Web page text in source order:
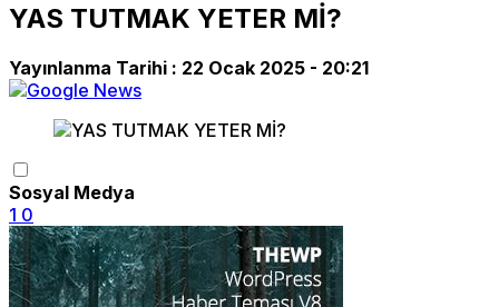
YAS TUTMAK YETER Mİ?
Yayınlanma Tarihi : 22 Ocak 2025 - 20:21
Sosyal Medya
1 0